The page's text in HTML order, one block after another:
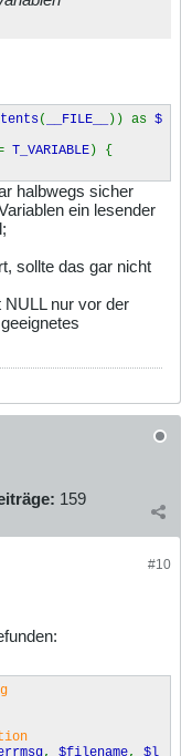
( __FILE__ )) as $
T_VARIABLE) {
halbwegs sicher
ein lesender
sollte das gar nicht
nur vor der
159
#10
, $filename, $l